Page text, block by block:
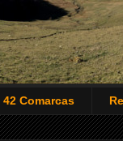
42 Comarcas